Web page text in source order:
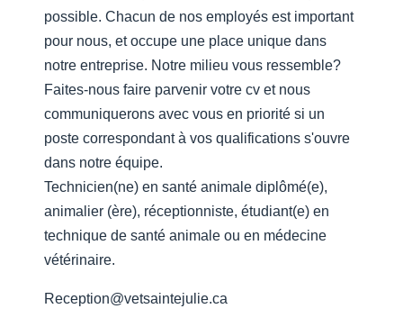
possible. Chacun de nos employés est important
pour nous, et occupe une place unique dans
notre entreprise. Notre milieu vous ressemble?
Faites-nous faire parvenir votre cv et nous
communiquerons avec vous en priorité si un
poste correspondant à vos qualifications s'ouvre
dans notre équipe.
Technicien(ne) en santé animale diplômé(e),
animalier (ère), réceptionniste, étudiant(e) en
technique de santé animale ou en médecine
vétérinaire.
Reception@vetsaintejulie.ca